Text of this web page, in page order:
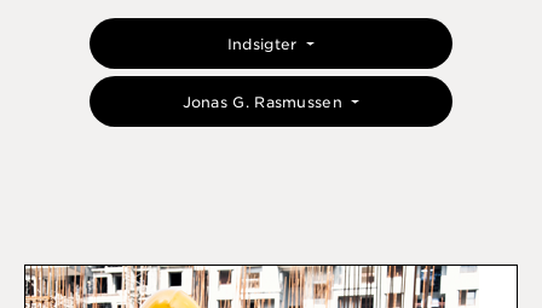
Indsigter
Jonas G. Rasmussen